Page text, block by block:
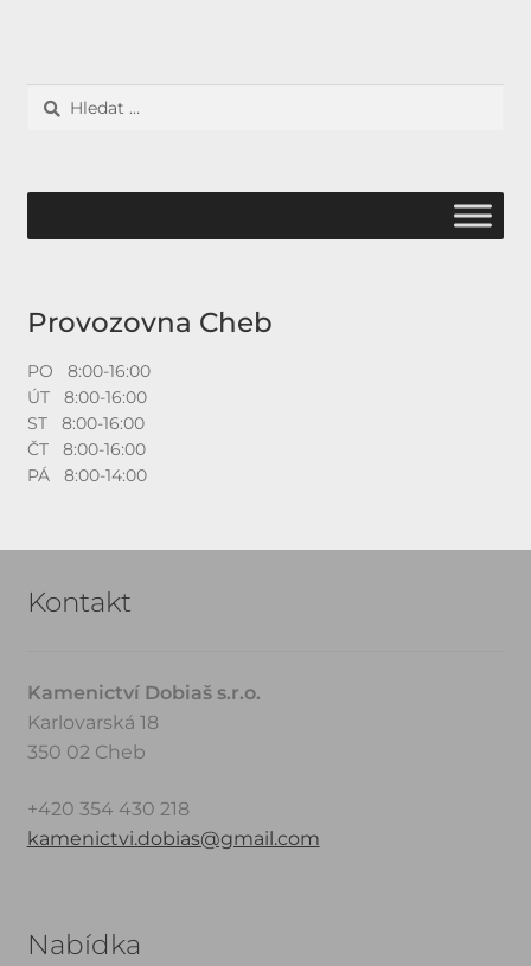
Vyhledávání
Provozovna Cheb
PO 8:00-16:00
ÚT 8:00-16:00
ST 8:00-16:00
ČT 8:00-16:00
PÁ 8:00-14:00
Kontakt
Kamenictví Dobiaš s.r.o.
Karlovarská 18
350 02 Cheb
+420 354 430 218
kamenictvi.dobias@gmail.com
Nabídka